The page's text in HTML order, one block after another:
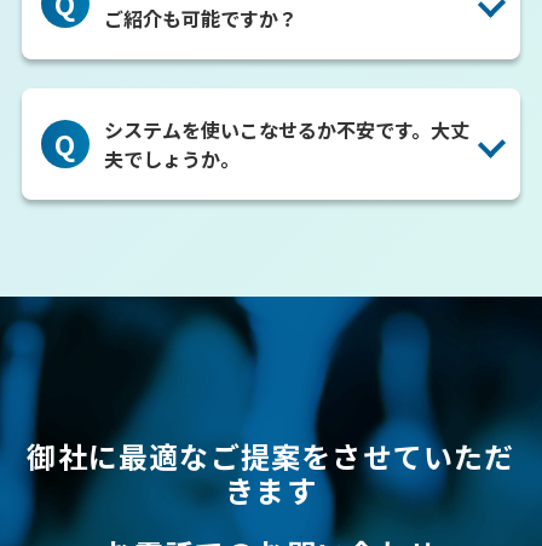
ご紹介も可能ですか？
嘱託産業医のご紹介可能です。嘱託産業医サービスにつ
システムを使いこなせるか不安です。大丈
夫でしょうか。
Q
電話・メールでご案内いたしますのでご安心下さい。
御社に最適なご提案をさせていただ
きます